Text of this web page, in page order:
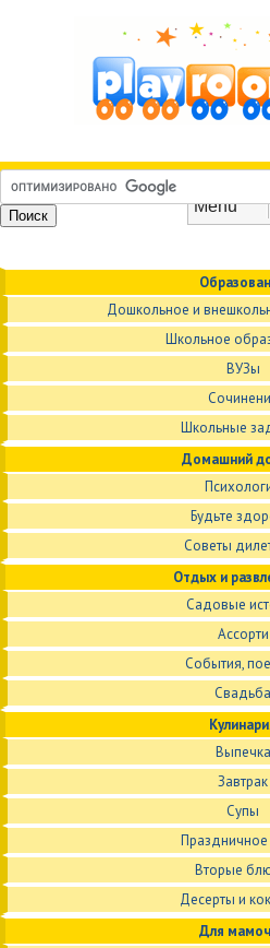
Дошкольное и
Школьное
ВУЗы
Школьные
Домашний
Будьте
Советы
Отдых и
Садовые
Ассорти
События,
Свадьба
Выпечка
Завтрак
Супы
Вторые
Десерты и
Для